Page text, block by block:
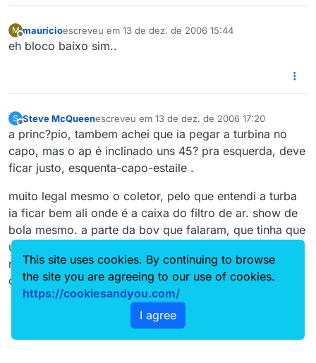
M
Offline
maurícioescreveu em 13 de dez. de 2006 15:44
última edição por
eh bloco baixo sim..
S
Offline
Steve McQueenescreveu em 13 de dez. de 2006 17:20
última edição por
a princ?pio, tambem achei que ia pegar a turbina no
capo, mas o ap é inclinado uns 45? pra esquerda, deve
ficar justo, esquenta-capo-estaile .
muito legal mesmo o coletor, pelo que entendi a turba
ia ficar bem ali onde é a caixa do filtro de ar. show de
bola mesmo. a parte da bov que falaram, que tinha que
usar uma específica da spa, eu fiquei com uma dúvida:
não dá pra fechar o furo pra essa bov race aí, e fazer
outro pra uma bov convencional?
This site uses cookies. By continuing to browse
the site you are agreeing to our use of cookies.
https://cookiesandyou.com/
I agree